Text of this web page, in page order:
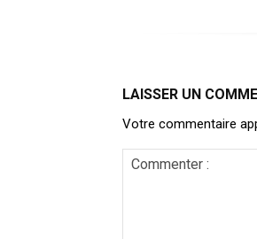
LAISSER UN
Votre commentaire